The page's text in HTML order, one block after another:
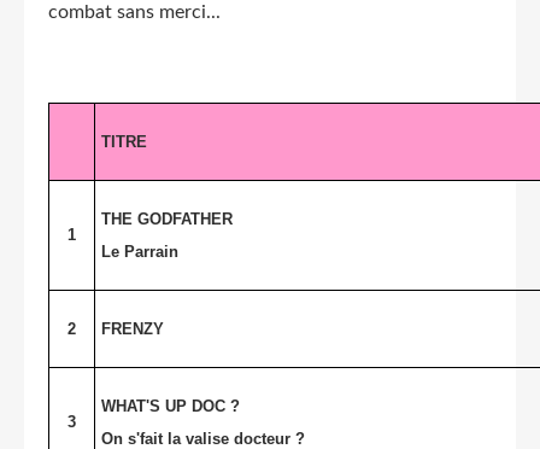
combat sans merci...
TITRE
1
THE GODFATHER
Le Parrain
2 FRENZY
3
WHAT'S UP DOC ?
On s'fait la valise docteur ?